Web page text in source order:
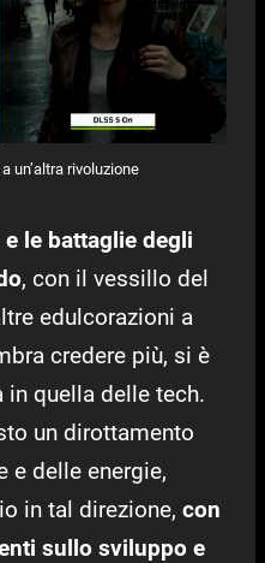
un’altra rivoluzione
le battaglie degli
, con il vessillo del
edulcorazioni a
credere più, si è
quella delle tech.
un dirottamento
e delle energie,
in tal direzione, con
sullo sviluppo e